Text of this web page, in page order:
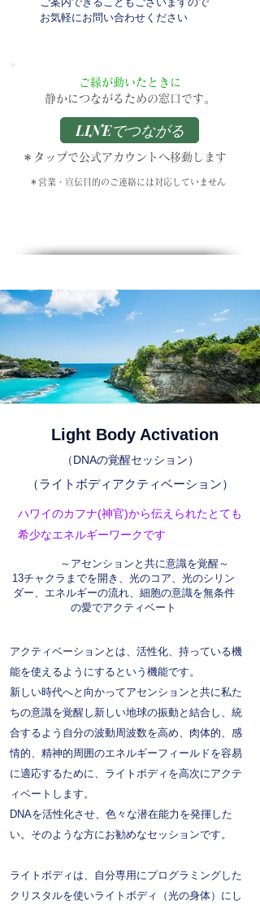
お気軽にお問い合わせください
ご縁が動いたときに
静かにつながるための窓口です。
LINEでつながる
＊タップで公式アカウントへ移動します
＊営業・宣伝目的のご連絡には対応していません
Light Body Activation
（DNAの覚醒セッション）
（ライトボディアクティベーション）
ハワイのカフナ(神官)から伝えられたとても
希少なエネルギー​ワークです
～アセンションと共に意識を覚醒～
13チャクラまでを開き、光のコア、光のシリン
ダー、エネルギーの流れ、細胞の意識を無条件
の愛でアクティベート
アクティベーションとは、活性化、持っている機
能を使えるようにするという機能です。
新しい時代へと向かってアセンションと共に私た
ちの意識を覚醒し新しい地球の振動と結合し、統
合するよう自分の波動周波数を高め、肉体的、感
情的、精神的周囲のエネルギーフィールドを容易
に適応するために、ライトボディを高次にアクテ
ィベートします。
DNAを活性化させ、色々な潜在能力を発揮した
い。そのような方にお勧めなセッションです。
ライトボディは、自分専用にプログラミングした
クリスタルを使いライトボディ（光の身体）にし